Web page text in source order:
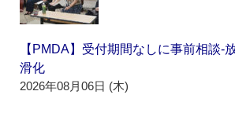
【PMDA】受付期間なしに事前相談‐
滑化
2026年08月06日 (木)